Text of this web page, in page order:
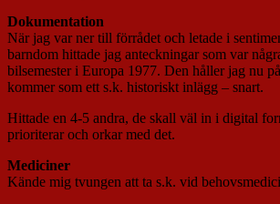
Dokumentation
När jag var ner till förrådet och letade i
barndom hittade jag anteckningar som var
bilsemester i Europa 1977. Den håller jag nu
kommer som ett s.k. historiskt inlägg – snart.
Hittade en 4-5 andra, de skall väl in i digital
prioriterar och orkar med det.
Mediciner
Kände mig tvungen att ta s.k. vid